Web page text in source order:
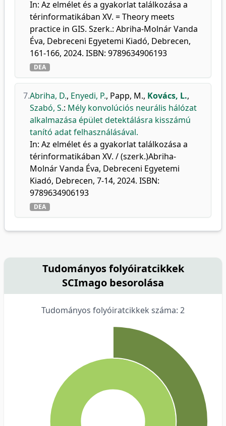
In: Az elmélet és a gyakorlat találkozása a
térinformatikában XV. = Theory meets
practice in GIS. Szerk.: Abriha-Molnár Vanda
Éva, Debreceni Egyetemi Kiadó, Debrecen,
161-166, 2024. ISBN: 9789634906193
DEA
7.Abriha, D., Enyedi, P., Papp, M., Kovács, L.,
Szabó, S.: Mély konvolúciós neurális hálózat
alkalmazása épület detektálásra kisszámú
tanító adat felhasználásával.
In: Az elmélet és a gyakorlat találkozása a
térinformatikában XV. / (szerk.)Abriha-
Molnár Vanda Éva, Debreceni Egyetemi
Kiadó, Debrecen, 7-14, 2024. ISBN:
9789634906193
DEA
Tudományos folyóiratcikkek
SCImago besorolása
Tudományos folyóiratcikkek száma: 2